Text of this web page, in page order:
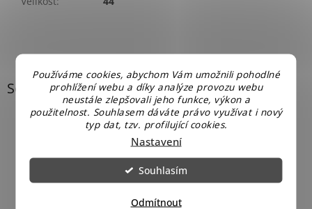
Používáme cookies, abychom Vám umožnili pohodlné
prohlížení webu a díky analýze provozu webu
neustále zlepšovali jeho funkce, výkon a
použitelnost. Souhlasem dáváte právo využívat i nový
typ dat, tzv. profilující cookies.
Nastavení
Odmítnout
Souhlasím
Související produkty